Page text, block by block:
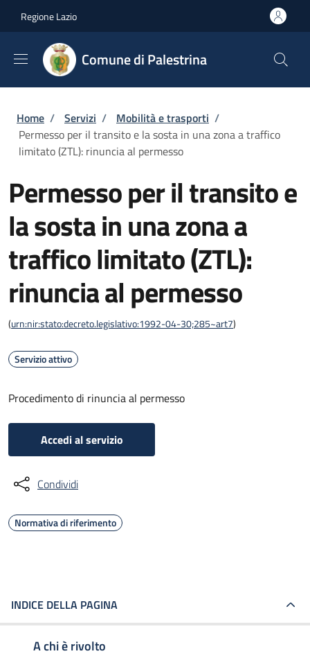
Regione Lazio
Comune di Palestrina
Briciole di pane
Home / Servizi / Mobilità e trasporti /
Permesso per il transito e la sosta in una zona a traffico
limitato (ZTL): rinuncia al permesso
Permesso per il transito e
la sosta in una zona a
traffico limitato (ZTL):
rinuncia al permesso
(urn:nir:stato:decreto.legislativo:1992-04-30;285~art7)
Servizio attivo
Procedimento di rinuncia al permesso
Accedi al servizio
Condividi
Normativa di riferimento
INDICE DELLA PAGINA
A chi è rivolto